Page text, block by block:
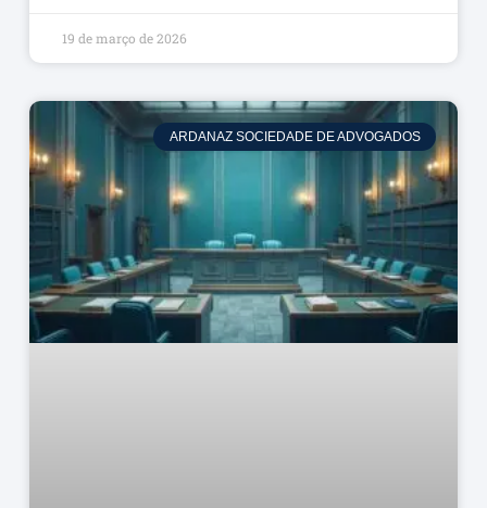
19 de março de 2026
ARDANAZ SOCIEDADE DE ADVOGADOS